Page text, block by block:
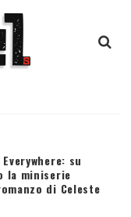
su
la miniserie
di Celeste